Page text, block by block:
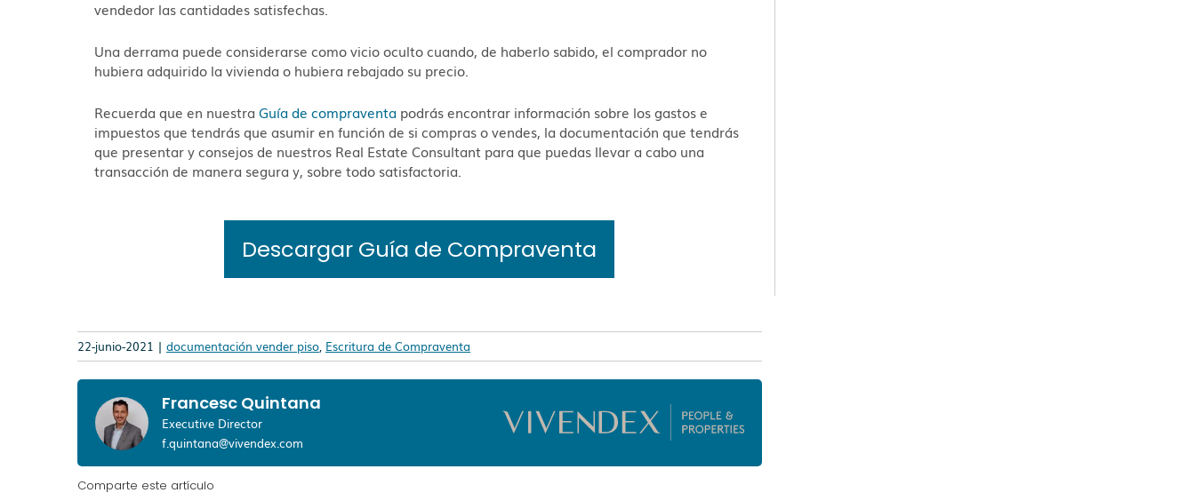
vendedor las cantidades satisfechas.
Una derrama puede considerarse como vicio oculto cuando, de haberlo sabido, el comprador no
hubiera adquirido la vivienda o hubiera rebajado su precio.
Recuerda que en nuestraGuía de compraventa podrás encontrar información sobre los gastos e
impuestos que tendrás que asumir en función de si compras o vendes, la documentación que tendrás
que presentar y consejos de nuestros Real Estate Consultant para que puedas llevar a cabo una
transacción de manera segura y, sobre todo satisfactoria.
Descargar Guía de Compraventa
22-junio-2021 | documentación vender piso, Escritura de Compraventa
Francesc Quintana
Executive Director
f.quintana@vivendex.com
Comparte este artículo